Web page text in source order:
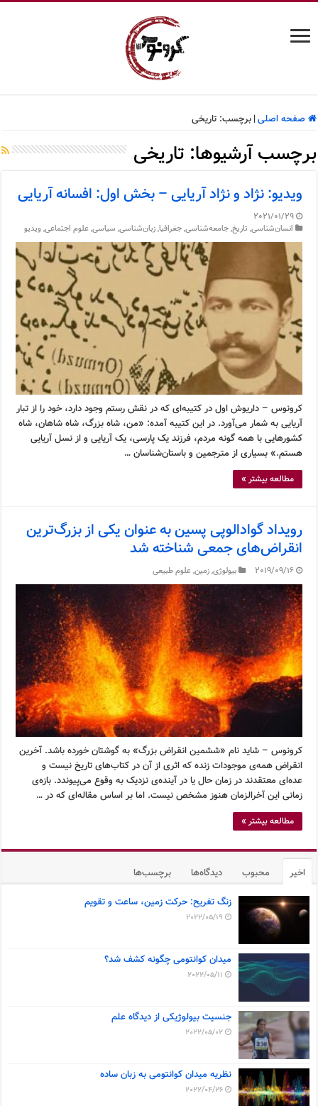
صفحه اصلی| برچسب:تاریخی
برچسب آرشیوها: تاریخی
ویدیو: نژاد و نژاد آریایی – بخش اول: افسانه آریایی
2021/01/29
انسان‌شناسی, تاریخ,جامعه‌شناسی,جغرافیا,زبان‌شناسی, سیاسی,علوم اجتماعی,ویدیو
کرونوس – داریوش اول در کتیبه‌ای که در نقش رستم وجود دارد، خود را از تبار
آریایی به شمار می‌آورد. در این کتیبه آمده: «من، شاه بزرگ، شاه شاهان، شاه
کشورهایی با همه گونه مردم، فرزند یک پارسی، یک آریایی و از نسل آریایی
هستم.» بسیاری از مترجمین و باستان‌شناسان …
مطالعه بیشتر »
رویداد گوادالوپی پسین به عنوان یکی از بزرگ‌ترین
انقراض‌های جمعی شناخته شد
2019/09/16 بیولوژی,زمین,علوم طبیعی
کرونوس – شاید نام «ششمین انقراض بزرگ» به گوشتان خورده باشد. آخرین
انقراض همه‌ی موجودات زنده که اثری از آن در کتاب‌های تاریخ نیست و
عده‌ای معتقدند در زمان حال یا در آینده‌ی نزدیک به وقوع می‌پیوندد. بازه‌ی
زمانی این آخرالزمان هنوز مشخص نیست. اما بر اساس مقاله‌ای که در …
مطالعه بیشتر »
اخیر محبوب دیدگاه‌ها برچسب‌ها
زنگ تفریح: حرکت زمین، ساعت و تقویم
2022/05/19
میدان کوانتومی چگونه کشف شد؟
2022/05/11
جنسیت بیولوژیکی از دیدگاه علم
2022/05/02
نظریه میدان کوانتومی به زبان ساده
2022/04/26